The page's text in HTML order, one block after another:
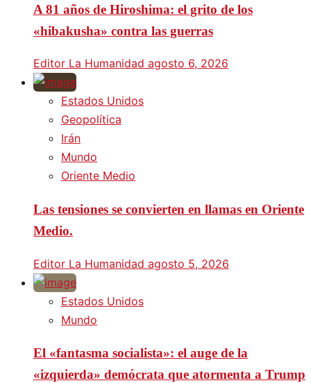
A 81 años de Hiroshima: el grito de los
«hibakusha» contra las guerras
Editor La Humanidad agosto 6, 2026
Estados Unidos
Geopolítica
Irán
Mundo
Oriente Medio
Las tensiones se convierten en llamas en Oriente
Medio.
Editor La Humanidad agosto 5, 2026
Estados Unidos
Mundo
El «fantasma socialista»: el auge de la
«izquierda» demócrata que atormenta a Trump